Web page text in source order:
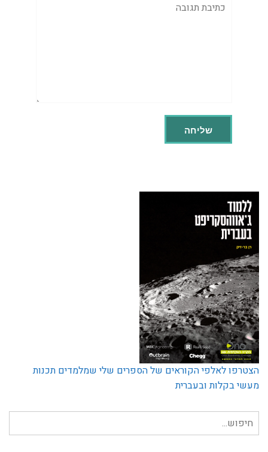
הצטרפו לאלפי הקוראים של הספרים שלי שמלמדים תכנות
מעשי בקלות ובעברית
חיפוש
עבור: